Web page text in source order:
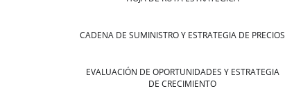
CADENA DE SUMINISTRO Y ESTRATEGIA DE PRECIOS
EVALUACIÓN DE OPORTUNIDADES Y ESTRATEGIA
DE CRECIMIENTO